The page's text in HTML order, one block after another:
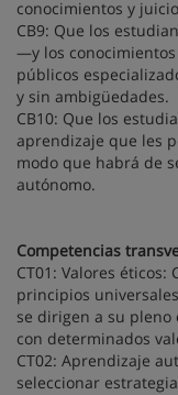
conocimientos y
CB9: Que los
—y los
públicos
y sin ambigüedades.
CB10: Que los
aprendizaje que les
modo que habrá de
autónomo.
Competencias
CT01: Valores
principios
se dirigen a su
con determinados
CT02: Aprendizaje
seleccionar